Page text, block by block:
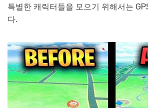
특별한 캐릭터들을 모으기 위해서는
다.